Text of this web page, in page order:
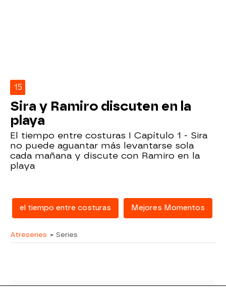
15
Sira y Ramiro discuten en la
playa
El tiempo entre costuras I Capítulo 1 - Sira
no puede aguantar más levantarse sola
cada mañana y discute con Ramiro en la
playa
el tiempo entre costuras Mejores Momentos
Atreseries » Series